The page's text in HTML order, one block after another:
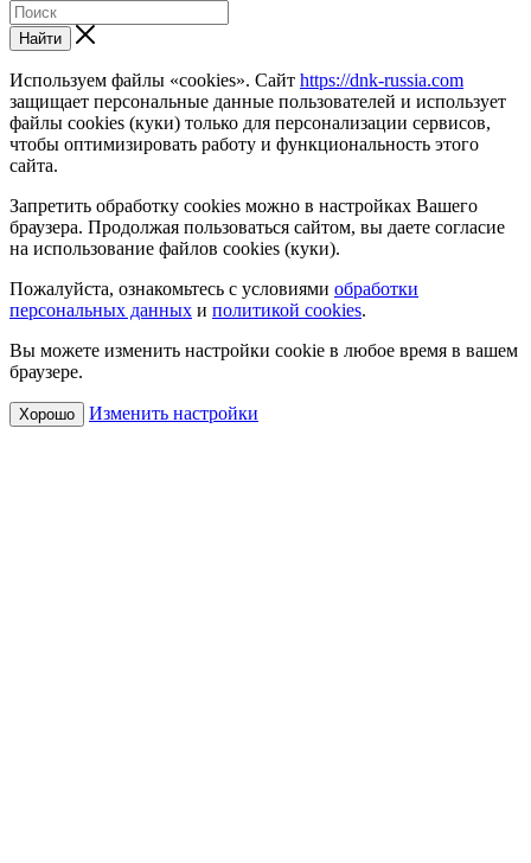
Найти
Используем файлы «cookies». Сайт https://dnk-russia.com
защищает персональные данные пользователей и использует
файлы cookies (куки) только для персонализации сервисов,
чтобы оптимизировать работу и функциональность этого
сайта.
Запретить обработку cookies можно в настройках Вашего
браузера. Продолжая пользоваться сайтом, вы даете согласие
на использование файлов cookies (куки).
Пожалуйста, ознакомьтесь с условиями обработки
персональных данных и политикой cookies.
Вы можете изменить настройки cookie в любое время в вашем
браузере.
Хорошо Изменить настройки